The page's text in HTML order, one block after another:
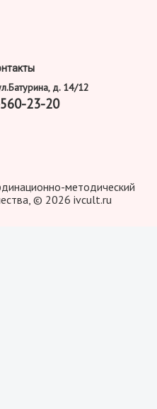
д. 14/12
23-20
методический
© 2026 ivcult.ru